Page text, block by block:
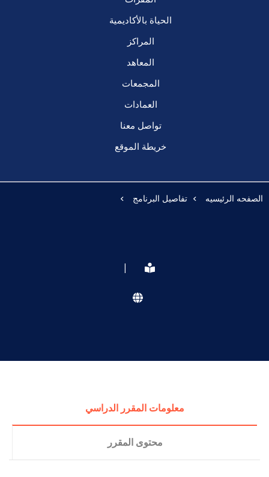
الحياة بالأكاديمية
المراكز
المعاهد
المجمعات
العمادات
تواصل معنا
خريطة الموقع
الصفحه الرئيسيه تفاصيل البرنامج
|
معلومات المقرر الدراسي
محتوى المقرر